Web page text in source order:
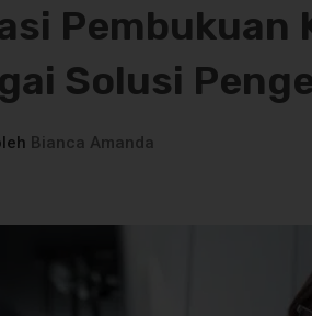
Pembukuan
Solusi
Bianca Amanda